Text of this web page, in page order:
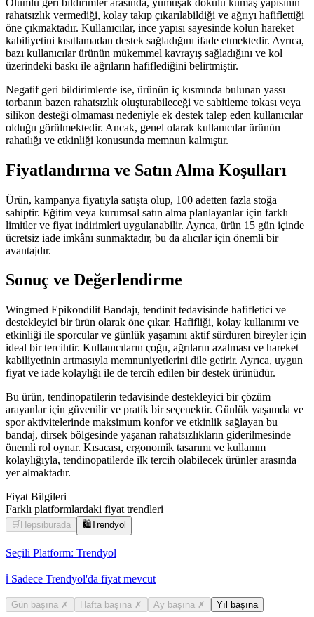
rahatsızlık vermediği, kolay takıp çıkarılabildiği ve ağrıyı hafiflettiği
öne çıkmaktadır. Kullanıcılar, ince yapısı sayesinde kolun hareket
kabiliyetini kısıtlamadan destek sağladığını ifade etmektedir. Ayrıca,
bazı kullanıcılar ürünün mükemmel kavrayış sağladığını ve kol
üzerindeki baskı ile ağrıların hafiflediğini belirtmiştir.
Negatif geri bildirimlerde ise, ürünün iç kısmında bulunan yassı
torbanın bazen rahatsızlık oluşturabileceği ve sabitleme tokası veya
silikon desteği olmaması nedeniyle ek destek talep eden kullanıcılar
olduğu görülmektedir. Ancak, genel olarak kullanıcılar ürünün
rahatlığı ve etkinliği konusunda memnun kalmıştır.
Fiyatlandırma ve Satın Alma Koşulları
Ürün, kampanya fiyatıyla satışta olup, 100 adetten fazla stoğa
sahiptir. Eğitim veya kurumsal satın alma planlayanlar için farklı
limitler ve fiyat indirimleri uygulanabilir. Ayrıca, ürün 15 gün içinde
ücretsiz iade imkânı sunmaktadır, bu da alıcılar için önemli bir
avantajdır.
Sonuç ve Değerlendirme
Wingmed Epikondilit Bandajı, tendinit tedavisinde hafifletici ve
destekleyici bir ürün olarak öne çıkar. Hafifliği, kolay kullanımı ve
etkinliği ile sporcular ve günlük yaşamını aktif sürdüren bireyler için
ideal bir tercihtir. Kullanıcıların çoğu, ağrıların azalması ve hareket
kabiliyetinin artmasıyla memnuniyetlerini dile getirir. Ayrıca, uygun
fiyat ve iade kolaylığı ile de tercih edilen bir destek ürünüdür.
Bu ürün, tendinopatilerin tedavisinde destekleyici bir çözüm
arayanlar için güvenilir ve pratik bir seçenektir. Günlük yaşamda ve
spor aktivitelerinde maksimum konfor ve etkinlik sağlayan bu
bandaj, dirsek bölgesinde yaşanan rahatsızlıkların giderilmesinde
önemli rol oynar. Kısacası, ergonomik tasarımı ve kullanım
kolaylığıyla, tendinopatilerde ilk tercih olabilecek ürünler arasında
yer almaktadır.
Fiyat Bilgileri
Farklı platformlardaki fiyat trendleri
🛒 Hepsiburada 🛍️Trendyol
Seçili Platform: Trendyol
ℹ️ Sadece Trendyol'da fiyat mevcut
Gün başına ✗ Hafta başına ✗ Ay başına ✗ Yıl başına